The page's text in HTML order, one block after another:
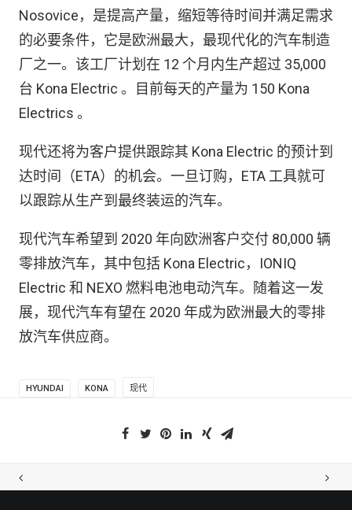
Nosovice，是提高产量，缩短等待时间并满足需求
的必要条件，它是欧洲最大，最现代化的汽车制造
厂之一。该工厂计划在 12 个月内生产超过 35,000
台 Kona Electric 。目前每天的产量为 150 Kona
Electrics 。
现代还将为客户提供跟踪其 Kona Electric 的预计到
达时间（ETA）的机会。一旦订购，ETA 工具就可
以跟踪从生产到最终装运的汽车。
现代汽车希望到 2020 年向欧洲客户交付 80,000 辆
零排放汽车，其中包括 Kona Electric，IONIQ
Electric 和 NEXO 燃料电池电动汽车。随着这一发
展，现代汽车有望在 2020 年成为欧洲最大的零排
放汽车供应商。
HYUNDAI KONA 现代